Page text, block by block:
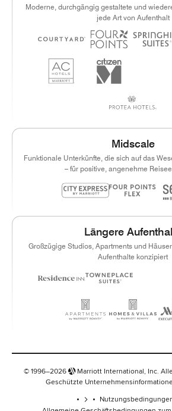
Moderne, durchgängig gestaltete und
jede Art von Aufenthalt
Midscale
Funktionale Unterkünfte, die sich auf das
– für positive, angenehme
Längere
Großzügige Studios, Apartments und
Aufenthalte konzipiert
© 1996–2026
Marriott International, Inc.
Geschützte